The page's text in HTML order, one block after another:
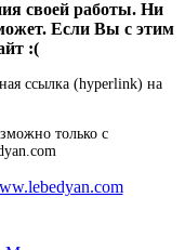
своей работы. Ни
Если Вы с этим
:(
ссылка (hyperlink) на
только с